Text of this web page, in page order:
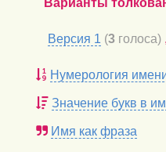
Варианты
Версия 1 (3 голоса) ,
Нумерология
Значение букв в
Имя как фраза